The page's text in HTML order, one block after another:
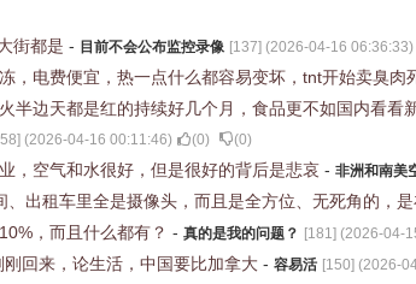
街都是 - 目前不会公布监控录像 [137] (2026-04-16 06:36:33)
，电费便宜，热一点什么都容易变坏，tnt开始卖臭肉
半边天都是红的持续好几个月，食品更不如国内看
] (2026-04-16 00:11:46) (0) (0)
，空气和水很好，但是很好的背后是悲哀 - 非洲和南美
、出租车里全是摄像头，而且是全方位、无死角的，是
，而且什么都有？ - 真的是我的问题？ [181] (2026-04-
回来，论生活，中国要比加拿大 - 容易活 [150] (2026-